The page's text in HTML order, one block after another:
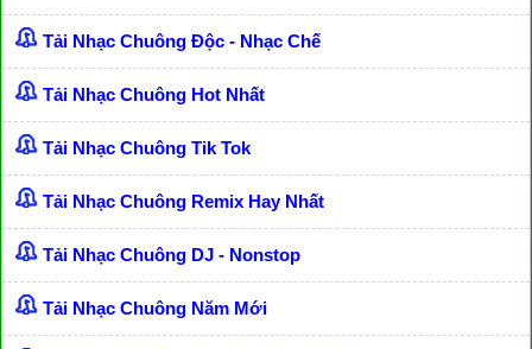
Tải Nhạc Chuông Độc - Nhạc Chế
Tải Nhạc Chuông Hot Nhất
Tải Nhạc Chuông Tik Tok
Tải Nhạc Chuông Remix Hay Nhất
Tải Nhạc Chuông DJ - Nonstop
Tải Nhạc Chuông Năm Mới